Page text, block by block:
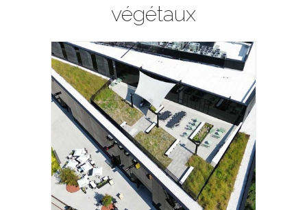
végétaux